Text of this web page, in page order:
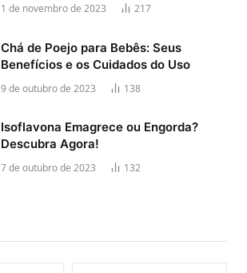
1 de novembro de 2023 217
Chá de Poejo para Bebês: Seus
Benefícios e os Cuidados do Uso
9 de outubro de 2023 138
Isoflavona Emagrece ou Engorda?
Descubra Agora!
7 de outubro de 2023 132